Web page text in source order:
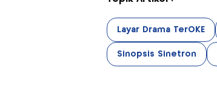
Layar Drama TerOKE
Sinopsis Sinetron